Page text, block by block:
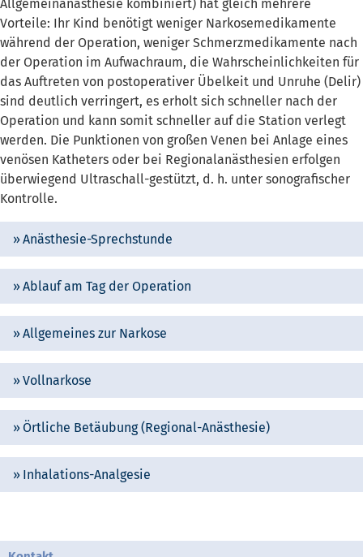
Allgemeinanästhesie kombiniert) hat gleich mehrere
Vorteile: Ihr Kind benötigt weniger Narkosemedikamente
während der Operation, weniger Schmerzmedikamente nach
der Operation im Aufwachraum, die Wahrscheinlichkeiten für
das Auftreten von postoperativer Übelkeit und Unruhe (Delir)
sind deutlich verringert, es erholt sich schneller nach der
Operation und kann somit schneller auf die Station verlegt
werden. Die Punktionen von großen Venen bei Anlage eines
venösen Katheters oder bei Regionalanästhesien erfolgen
überwiegend Ultraschall-gestützt, d. h. unter sonografischer
Kontrolle.
Anästhesie-Sprechstunde
Ablauf am Tag der Operation
Allgemeines zur Narkose
Vollnarkose
Örtliche Betäubung (Regional-Anästhesie)
Inhalations-Analgesie